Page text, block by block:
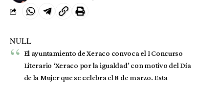
NULL
El ayuntamiento de Xeraco convoca el I Concurso
Literario ‘Xeraco por la igualdad’ con motivo del Día
de la Mujer que se celebra el 8 de marzo. Esta